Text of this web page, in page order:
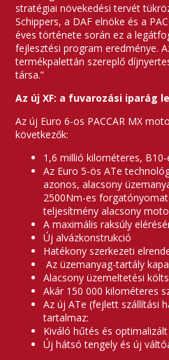
stratégiai növekedési tervét
Schippers, a DAF elnöke és a
éves története során ez a
fejlesztési program eredménye.
termékpalettán szereplő
társa.”
Az új XF: a fuvarozási iparág
Az új Euro 6-os PACCAR MX
következők:
1,6 millió kilométeres,
Az Euro 5-ös ATe
azonos, alacsony
2500Nm-es
teljesítmény alacsony
A maximális raksúly
Új alvázkonstrukció
Hatékony szerkezeti
Az üzemanyag-tartály
Alacsony üzemeltetési
Akár 150 000 kilométeres
Az új ATe (fejlett szállítási
tartalmaz:
Kiváló hűtés és
Új hátsó tengely és új